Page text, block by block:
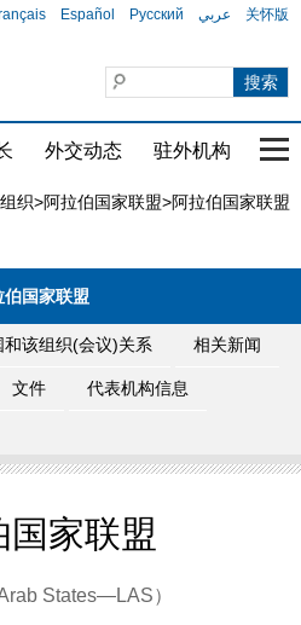
Español Русский عربي 关怀版
外交动态 驻外机构 国
织>阿拉伯国家联盟>阿拉伯国家联盟
伯国家联盟
和该组织(会议)关系 相关新闻
文件 代表机构信息
国家联盟
States—LAS）